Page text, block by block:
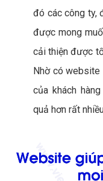
đó các công ty,
được mong
cải thiện được
Nhờ có
của khách
quả hơn rất